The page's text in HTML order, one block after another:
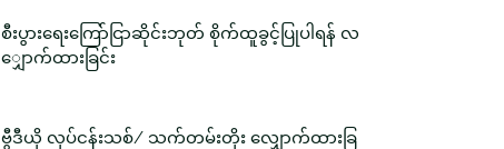
စီးပွားရေးကြော်ငြာဆိုင်းဘုတ် စိုက်ထူခွင့်ပြုပါရန် လ
ျှောက်ထားခြင်း
ဗွီဒီယို လုပ်ငန်းသစ်/ သက်တမ်းတိုး လျှောက်ထားခြ